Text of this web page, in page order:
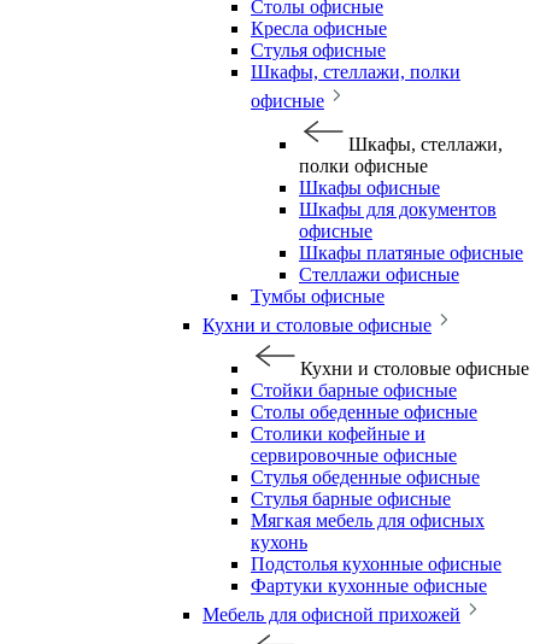
Столы офисные
Кресла офисные
Стулья офисные
Шкафы, стеллажи, полки
офисные
Шкафы, стеллажи,
полки офисные
Шкафы офисные
Шкафы для документов
офисные
Шкафы платяные офисные
Стеллажи офисные
Тумбы офисные
Кухни и столовые офисные
Кухни и столовые офисные
Стойки барные офисные
Столы обеденные офисные
Столики кофейные и
сервировочные офисные
Стулья обеденные офисные
Стулья барные офисные
Мягкая мебель для офисных
кухонь
Подстолья кухонные офисные
Фартуки кухонные офисные
Мебель для офисной прихожей